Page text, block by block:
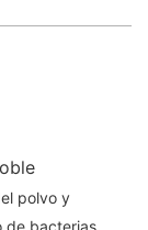
polvo y
de bacterias.